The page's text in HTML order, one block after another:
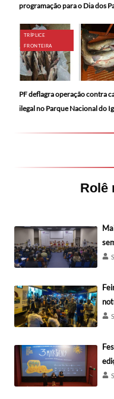
programação para o Dia dos
TRÍPLICE
FRONTEIRA
PF deflagra operação contra
ilegal no Parque Nacional do
Rolê